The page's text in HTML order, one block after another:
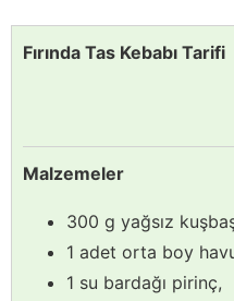
Fırında Tas Kebabı Tarifi
Malzemeler
300 g yağsız
1 adet orta boy
1 su bardağı pirinç,